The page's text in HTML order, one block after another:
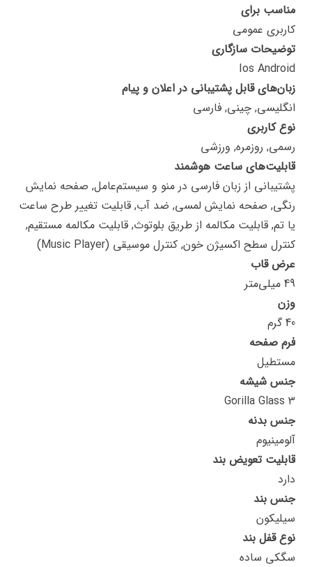
مناسب برای
کاربری عمومی
توضیحات سازگاری
Ios Android
زبان‌های قابل پشتیبانی در اعلان و پیام
انگلیسی, چینی, فارسی
نوع کاربری
رسمی, روزمره, ورزشی
قابلیت‌های ساعت هوشمند
پشتیبانی از زبان فارسی در منو و سیستم‌عامل, صفحه نمایش
رنگی, صفحه نمایش لمسی, ضد آب, قابلیت تغییر طرح ساعت
یا تم, قابلیت مکالمه از طریق بلوتوث, قابلیت مکالمه مستقیم,
کنترل سطح اکسیژن خون, کنترل موسیقی (Music Player)
عرض قاب
49 میلی‌متر
وزن
40 گرم
فرم صفحه
مستطیل
جنس شیشه
Gorilla Glass 3
جنس بدنه
آلومینیوم
قابلیت تعویض بند
دارد
جنس بند
سیلیکون
نوع قفل بند
سگکی ساده